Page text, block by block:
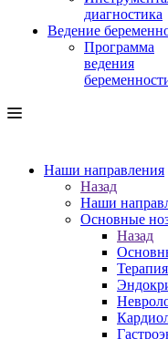
диагностика
Ведение
Программа
ведения
Наши направления
Назад
Наши
Основные
Назад